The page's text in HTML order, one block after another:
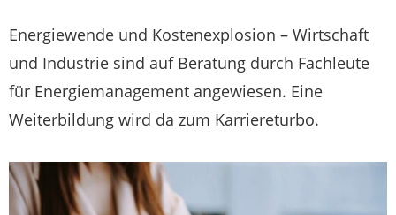
Energiewende und Kostenexplosion – Wirtschaft
und Industrie sind auf Beratung durch Fachleute
für Energiemanagement angewiesen. Eine
Weiterbildung wird da zum Karriereturbo.